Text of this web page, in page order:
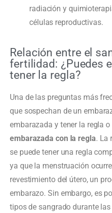
radiación y
células reproductivas.
Relación entre el
fertilidad: ¿Puedes
tener la regla?
Una de las preguntas más
que sospechan de un
embarazada y tener la regla o
embarazada con la regla. La
se puede tener una regla
ya que la menstruación
revestimiento del útero, un
embarazo. Sin embargo, es
tipos de sangrado durante